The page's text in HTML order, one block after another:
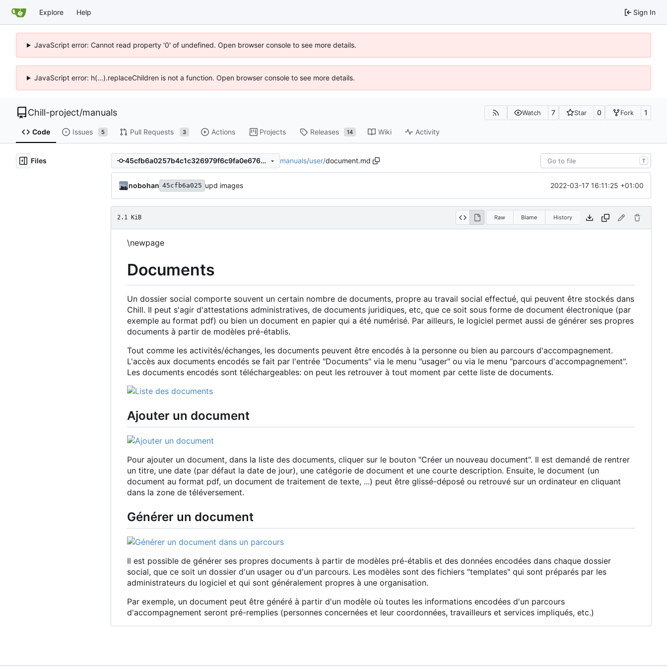
Explore Help Sign In
JavaScript error: Cannot read property '0' of undefined. Open browser console to see more details.
JavaScript error: h(...).replaceChildren is not a function. Open browser console to see more details.
Chill-project/manuals Watch 7 Star 0 Fork 1
Code Issues 5 Pull Requests 3 Actions Projects Releases 14 Wiki Activity
Files 45cfb6a0257b4c1c326979f6c9fa0e676307c01a manuals/user/document.md T
nobohan 45cfb6a025 upd images 2022-03-17 16:11:25 +01:00
2.1 KiB Raw Blame History
\newpage
Documents
Un dossier social comporte souvent un certain nombre de documents, propre au travail social effectué, qui peuvent être stockés dans
Chill. Il peut s'agir d'attestations administratives, de documents juridiques, etc, que ce soit sous forme de document électronique (par
exemple au format pdf) ou bien un document en papier qui a été numérisé. Par ailleurs, le logiciel permet aussi de générer ses propres
documents à partir de modèles pré-établis.
Tout comme les activités/échanges, les documents peuvent être encodés à la personne ou bien au parcours d'accompagnement.
L'accès aux documents encodés se fait par l'entrée "Documents" via le menu "usager" ou via le menu "parcours d'accompagnement".
Les documents encodés sont téléchargeables: on peut les retrouver à tout moment par cette liste de documents.
Ajouter un document
Pour ajouter un document, dans la liste des documents, cliquer sur le bouton "Créer un nouveau document". Il est demandé de rentrer
un titre, une date (par défaut la date de jour), une catégorie de document et une courte description. Ensuite, le document (un
document au format pdf, un document de traitement de texte, ...) peut être glissé-déposé ou retrouvé sur un ordinateur en cliquant
dans la zone de téléversement.
Générer un document
Il est possible de générer ses propres documents à partir de modèles pré-établis et des données encodées dans chaque dossier
social, que ce soit un dossier d'un usager ou d'un parcours. Les modèles sont des fichiers "templates" qui sont préparés par les
administrateurs du logiciel et qui sont généralement propres à une organisation.
Par exemple, un document peut être généré à partir d'un modèle où toutes les informations encodées d'un parcours
d'accompagnement seront pré-remplies (personnes concernées et leur coordonnées, travailleurs et services impliqués, etc.)